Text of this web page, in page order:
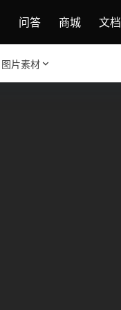
问答 商城 文档
图片素材